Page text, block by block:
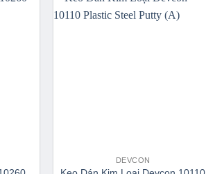
DEVCON